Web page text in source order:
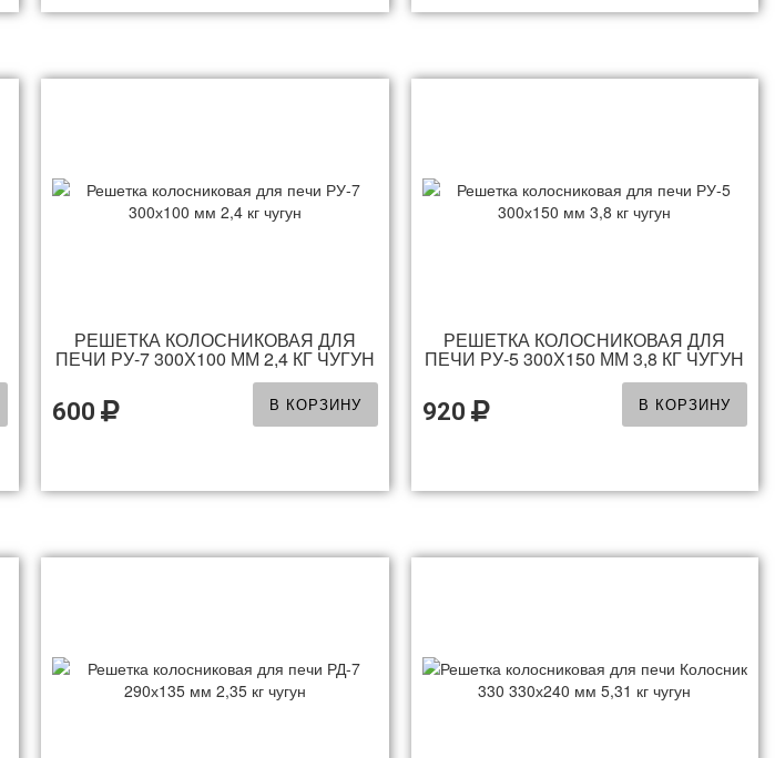
РЕШЕТКА КОЛОСНИКОВАЯ ДЛЯ
ПЕЧИ РУ-7 300Х100 ММ 2,4 КГ ЧУГУН
600 В КОРЗИНУ
РЕШЕТКА КОЛОСНИКОВАЯ ДЛЯ
ПЕЧИ РУ-5 300Х150 ММ 3,8 КГ ЧУГУН
920 В КОРЗИНУ